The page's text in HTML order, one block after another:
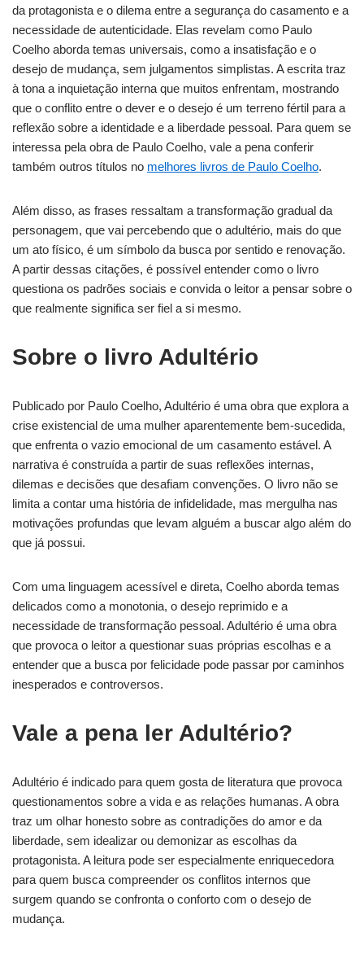
da protagonista e o dilema entre a segurança do casamento e a
necessidade de autenticidade. Elas revelam como Paulo
Coelho aborda temas universais, como a insatisfação e o
desejo de mudança, sem julgamentos simplistas. A escrita traz
à tona a inquietação interna que muitos enfrentam, mostrando
que o conflito entre o dever e o desejo é um terreno fértil para a
reflexão sobre a identidade e a liberdade pessoal. Para quem se
interessa pela obra de Paulo Coelho, vale a pena conferir
também outros títulos no melhores livros de Paulo Coelho.
Além disso, as frases ressaltam a transformação gradual da
personagem, que vai percebendo que o adultério, mais do que
um ato físico, é um símbolo da busca por sentido e renovação.
A partir dessas citações, é possível entender como o livro
questiona os padrões sociais e convida o leitor a pensar sobre o
que realmente significa ser fiel a si mesmo.
Sobre o livro Adultério
Publicado por Paulo Coelho, Adultério é uma obra que explora a
crise existencial de uma mulher aparentemente bem-sucedida,
que enfrenta o vazio emocional de um casamento estável. A
narrativa é construída a partir de suas reflexões internas,
dilemas e decisões que desafiam convenções. O livro não se
limita a contar uma história de infidelidade, mas mergulha nas
motivações profundas que levam alguém a buscar algo além do
que já possui.
Com uma linguagem acessível e direta, Coelho aborda temas
delicados como a monotonia, o desejo reprimido e a
necessidade de transformação pessoal. Adultério é uma obra
que provoca o leitor a questionar suas próprias escolhas e a
entender que a busca por felicidade pode passar por caminhos
inesperados e controversos.
Vale a pena ler Adultério?
Adultério é indicado para quem gosta de literatura que provoca
questionamentos sobre a vida e as relações humanas. A obra
traz um olhar honesto sobre as contradições do amor e da
liberdade, sem idealizar ou demonizar as escolhas da
protagonista. A leitura pode ser especialmente enriquecedora
para quem busca compreender os conflitos internos que
surgem quando se confronta o conforto com o desejo de
mudança.